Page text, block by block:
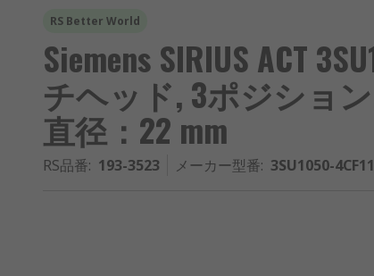
RS Better World
Siemens SIRIUS ACT
チヘッド, 3ポジショ
直径：22 mm
RS品番: 193-3523 メーカー型番: 3SU1050-